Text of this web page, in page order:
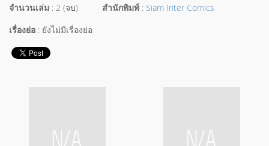
จำนวนเล่ม : 2 (จบ) สำนักพิมพ์ : Siam Inter Comics
เรื่องย่อ : ยังไม่มีเรื่องย่อ